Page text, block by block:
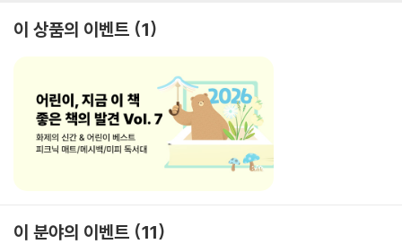
이 상품의 이벤트 1
이 분야의 이벤트 11